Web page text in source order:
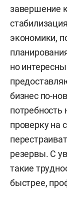
завершение
экономики,
но
бизнес по-
потребность
проверку на
резервы. С
такие
быстрее,